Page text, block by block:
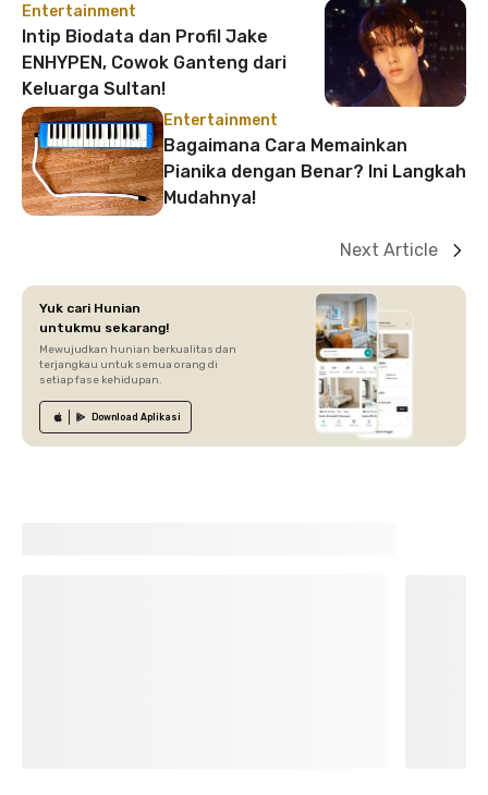
Entertainment
Intip Biodata dan Profil Jake
ENHYPEN, Cowok Ganteng dari
Keluarga Sultan!
Entertainment
Bagaimana Cara Memainkan
Pianika dengan Benar? Ini Langkah
Mudahnya!
Next Article
Yuk cari Hunian
untukmu sekarang!
Mewujudkan hunian berkualitas dan
terjangkau untuk semua orang di
setiap fase kehidupan.
Download Aplikasi